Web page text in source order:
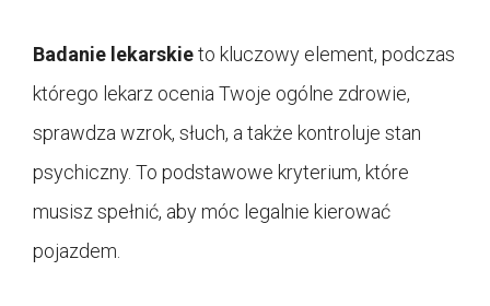
Badanie lekarskieto kluczowy element, podczas
którego lekarz ocenia Twoje ogólne zdrowie,
sprawdza wzrok, słuch, a także kontroluje stan
psychiczny. To podstawowe kryterium, które
musisz spełnić, aby móc legalnie kierować
pojazdem.